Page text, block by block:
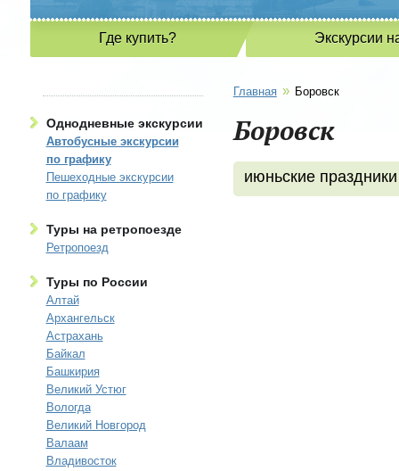
Где купить? Экскурсии
Однодневные экскурсии
Автобусные экскурсии
по графику
Пешеходные экскурсии
по графику
Туры на ретропоезде
Ретропоезд
Туры по России
Алтай
Архангельск
Астрахань
Байкал
Башкирия
Великий Устюг
Вологда
Великий Новгород
Валаам
Владивосток
Главная » Боровск
Боровск
июньские праздники